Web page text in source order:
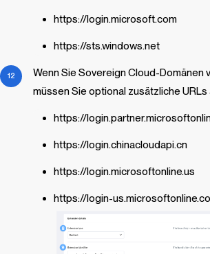
https://login.microsoft.com
https://sts.windows.net
Wenn Sie Sovereign Cloud-Domänen
müssen Sie optional zusätzliche
https://
https://login.chinacloudapi.cn
https://login.microsoftonline.us
https://login-